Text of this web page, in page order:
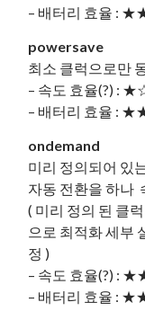
– 배터리 효율
powersave
최소 클럭으로만
– 속도 효율(?)
– 배터리 효율
ondemand
미리 정의되어 있
자동 전환을 하나
( 미리 정의 된 클
으로 최적화 세부
정 )
– 속도 효율(?)
– 배터리 효율